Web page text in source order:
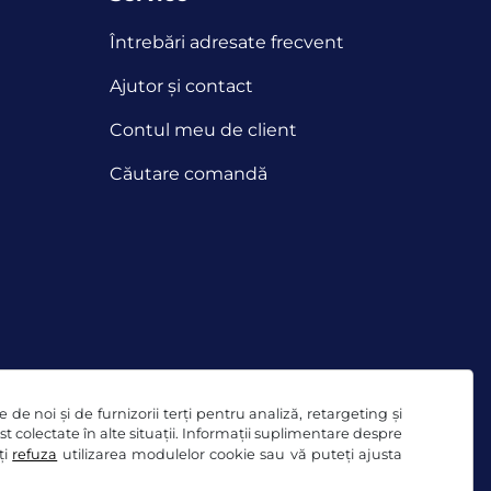
de noi și de furnizorii terți pentru analiză, retargeting și
colectate în alte situații. Informații suplimentare despre
refuza utilizarea modulelor cookie sau vă puteți ajusta
Întrebări adresate frecvent
Ajutor și contact
Contul meu de client
Căutare comandă